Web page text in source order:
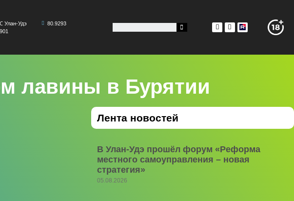
Улан-Удэ
80.9293
лавины в Бурятии
Лента новостей
В Улан-Удэ прошёл форум «Реформа
местного самоуправления – новая
стратегия»
05.08.2026